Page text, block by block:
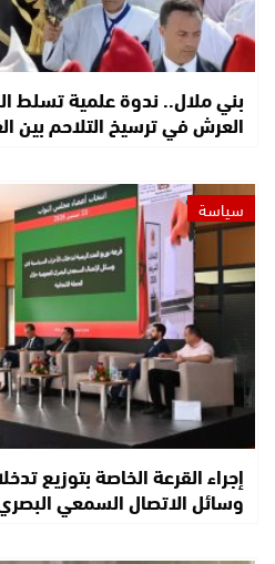
بني ملال.. ندوة علمية تسلط
العرش في ترسيخ التلاحم
سياسة
إجراء القرعة الخاصة بتوزيع
وسائل الاتصال السمعي